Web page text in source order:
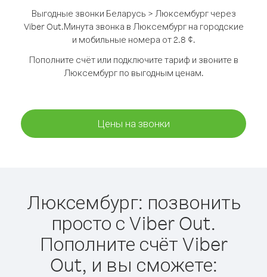
Выгодные звонки Беларусь > Люксембург через
Viber Out.Минута звонка в Люксембург на городские
и мобильные номера от 2.8 ¢.
Пополните счёт или подключите тариф и звоните в
Люксембург по выгодным ценам.
Цены на звонки
Люксембург: позвонить
просто с Viber Out.
Пополните счёт Viber
Out, и вы сможете: